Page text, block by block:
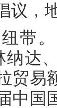
议，
带
纳达
贸易
中国